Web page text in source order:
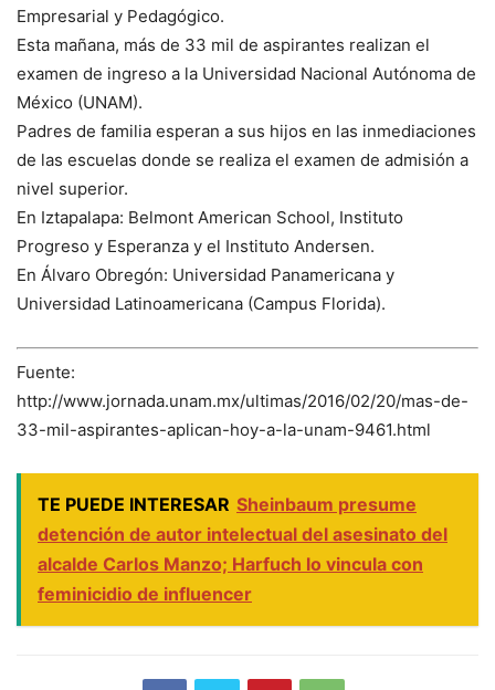
Empresarial y Pedagógico.
Esta mañana, más de 33 mil de aspirantes realizan el
examen de ingreso a la Universidad Nacional Autónoma de
México (UNAM).
Padres de familia esperan a sus hijos en las inmediaciones
de las escuelas donde se realiza el examen de admisión a
nivel superior.
En Iztapalapa: Belmont American School, Instituto
Progreso y Esperanza y el Instituto Andersen.
En Álvaro Obregón: Universidad Panamericana y
Universidad Latinoamericana (Campus Florida).
Fuente:
http://www.jornada.unam.mx/ultimas/2016/02/20/mas-de-
33-mil-aspirantes-aplican-hoy-a-la-unam-9461.html
TE PUEDE INTERESAR Sheinbaum presume
detención de autor intelectual del asesinato del
alcalde Carlos Manzo; Harfuch lo vincula con
feminicidio de influencer